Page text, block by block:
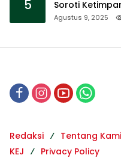
5
Soroti
Agustus 9, 2025
Redaksi Tentang Kami
KEJ
Privacy Policy